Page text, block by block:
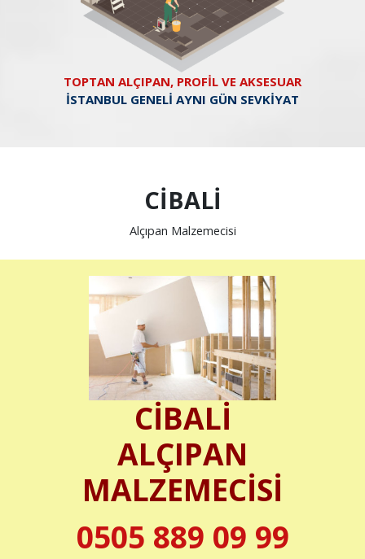
TOPTAN ALÇIPAN, PROFİL VE AKSESUAR
İSTANBUL GENELİ AYNI GÜN SEVKİYAT
CİBALİ
Alçıpan Malzemecisi
CİBALİ
ALÇIPAN
MALZEMECİSİ
0505 889 09 99